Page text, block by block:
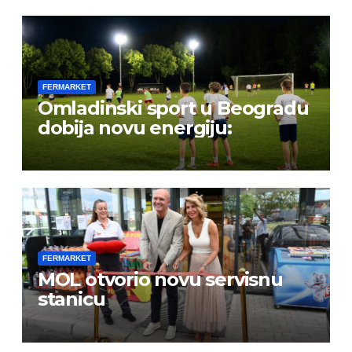
FERMARKET
Omladinski sport u Beogradu
dobija novu energiju:
FERMARKET
MOL otvorio novu servisnu
stanicu